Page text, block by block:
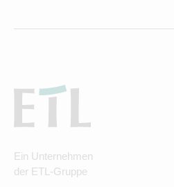
Ein Unternehmen
der ETL-Gruppe